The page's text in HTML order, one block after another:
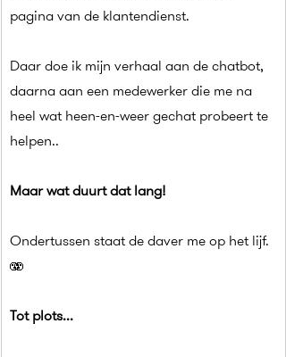
pagina van de klantendienst.
Daar doe ik mijn verhaal aan de chatbot,
daarna aan een medewerker die me na
heel wat heen-en-weer gechat probeert te
helpen..
Maar wat duurt dat lang!
Ondertussen staat de daver me op het lijf.
🫨
Tot plots...